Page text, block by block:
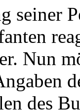
seiner
Nun
des